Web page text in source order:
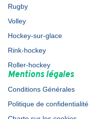
Rugby
Volley
Hockey-sur-glace
Rink-hockey
Roller-hockey
Mentions légales
Conditions Générales
Politique de confidentialité